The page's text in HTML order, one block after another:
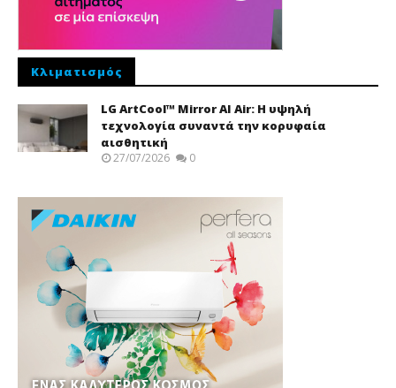
Κλιματισμός
LG ArtCool™ Mirror AI Air: Η υψηλή
τεχνολογία συναντά την κορυφαία
αισθητική
27/07/2026 0